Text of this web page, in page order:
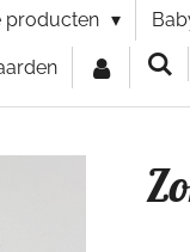
producten